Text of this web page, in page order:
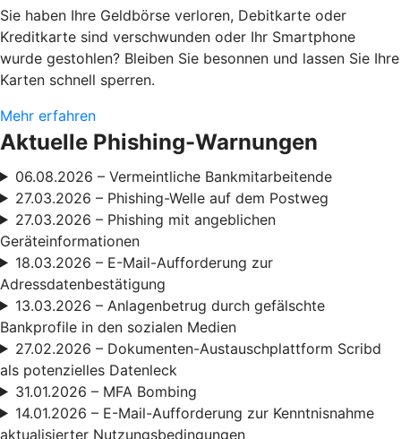
Sie haben Ihre Geldbörse verloren, Debitkarte oder
Kreditkarte sind verschwunden oder Ihr Smartphone
wurde gestohlen? Bleiben Sie besonnen und lassen Sie Ihre
Karten schnell sperren.
Mehr erfahren
Aktuelle Phishing-Warnungen
06.08.2026 – Vermeintliche Bankmitarbeitende
27.03.2026 – Phishing-Welle auf dem Postweg
27.03.2026 – Phishing mit angeblichen
Geräteinformationen
18.03.2026 – E-Mail-Aufforderung zur
Adressdatenbestätigung
13.03.2026 – Anlagenbetrug durch gefälschte
Bankprofile in den sozialen Medien
27.02.2026 – Dokumenten-Austauschplattform Scribd
als potenzielles Datenleck
31.01.2026 – MFA Bombing
14.01.2026 – E-Mail-Aufforderung zur Kenntnisnahme
aktualisierter Nutzungsbedingungen